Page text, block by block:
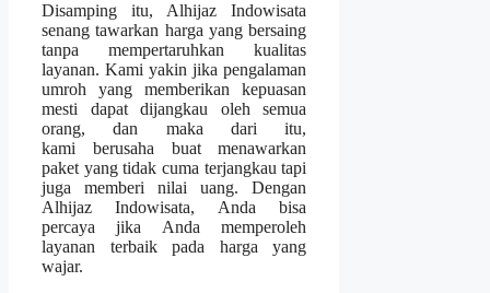
Disamping itu, Alhijaz Indowisata
senang tawarkan harga yang bersaing
tanpa mempertaruhkan kualitas
layanan. Kami yakin jika pengalaman
umroh yang memberikan kepuasan
mesti dapat dijangkau oleh semua
orang, dan maka dari itu,
kami berusaha buat menawarkan
paket yang tidak cuma terjangkau tapi
juga memberi nilai uang. Dengan
Alhijaz Indowisata, Anda bisa
percaya jika Anda memperoleh
layanan terbaik pada harga yang
wajar.